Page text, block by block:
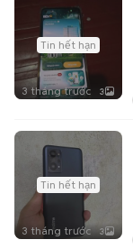
Tin hết hạn
3 tháng trước 3
Tin hết hạn
3 tháng trước 3